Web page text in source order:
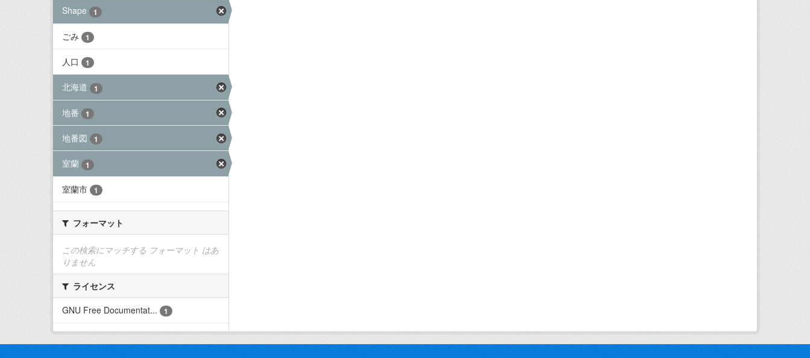
Shape 1
ごみ 1
人口 1
北海道 1
地番 1
地番図 1
室蘭 1
室蘭市 1
フォーマット
この検索にマッチする フォーマット はあ
りません
ライセンス
GNU Free Documentat...
1